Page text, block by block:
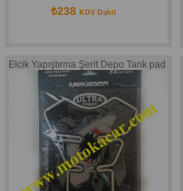
₺238 KDV Dahil
Elcik Yapıştırma Şerit Depo Tank pad